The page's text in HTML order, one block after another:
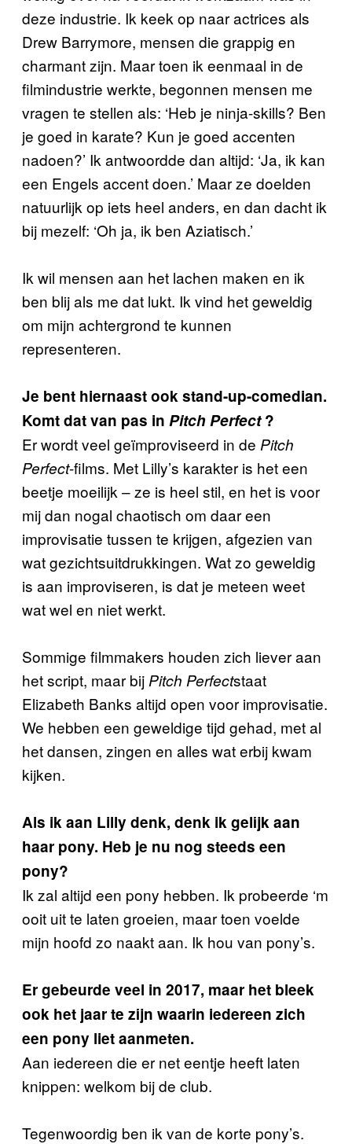
deze industrie. Ik keek op naar actrices als
Drew Barrymore, mensen die grappig en
charmant zijn. Maar toen ik eenmaal in de
filmindustrie werkte, begonnen mensen me
vragen te stellen als: ‘Heb je ninja-skills? Ben
je goed in karate? Kun je goed accenten
nadoen?’ Ik antwoordde dan altijd: ‘Ja, ik kan
een Engels accent doen.’ Maar ze doelden
natuurlijk op iets heel anders, en dan dacht ik
bij mezelf: ‘Oh ja, ik ben Aziatisch.’
Ik wil mensen aan het lachen maken en ik
ben blij als me dat lukt. Ik vind het geweldig
om mijn achtergrond te kunnen
representeren.
Je bent hiernaast ook stand-up-comedian.
Komt dat van pas in Pitch Perfect?
Er wordt veel geïmproviseerd in de Pitch
Perfect-films. Met Lilly’s karakter is het een
beetje moeilijk – ze is heel stil, en het is voor
mij dan nogal chaotisch om daar een
improvisatie tussen te krijgen, afgezien van
wat gezichtsuitdrukkingen. Wat zo geweldig
is aan improviseren, is dat je meteen weet
wat wel en niet werkt.
Sommige filmmakers houden zich liever aan
het script, maar bij Pitch Perfectstaat
Elizabeth Banks altijd open voor improvisatie.
We hebben een geweldige tijd gehad, met al
het dansen, zingen en alles wat erbij kwam
kijken.
Als ik aan Lilly denk, denk ik gelijk aan
haar pony. Heb je nu nog steeds een
pony?
Ik zal altijd een pony hebben. Ik probeerde ‘m
ooit uit te laten groeien, maar toen voelde
mijn hoofd zo naakt aan. Ik hou van pony’s.
Er gebeurde veel in 2017, maar het bleek
ook het jaar te zijn waarin iedereen zich
een pony liet aanmeten.
Aan iedereen die er net eentje heeft laten
knippen: welkom bij de club.
Tegenwoordig ben ik van de korte pony’s.